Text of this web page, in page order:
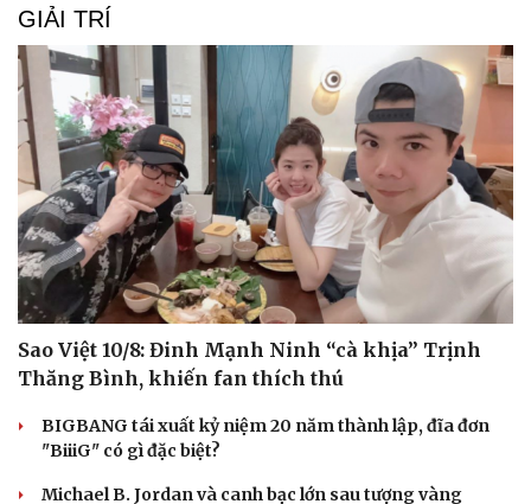
Doanh nhân
GIẢI TRÍ
Sao Việt 10/8: Đinh Mạnh Ninh “cà khịa” Trịnh
Thăng Bình, khiến fan thích thú
BIGBANG tái xuất kỷ niệm 20 năm thành lập, đĩa đơn
"BiiiG" có gì đặc biệt?
Michael B. Jordan và canh bạc lớn sau tượng vàng